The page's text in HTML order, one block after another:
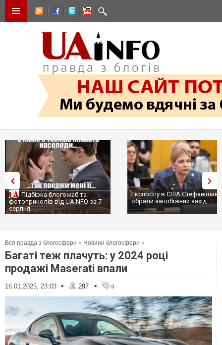
Підбірка блогожаб та
фотоприколів від UAINFO за 7
серпня
Експослу в США
обрали запобіжний захід
Вся правда з блогосфери » Новини блогосфери »
Багаті теж плачуть: у 2024 році
продажі Maserati впали
16.01.2025, 23:03 • 297 • 0